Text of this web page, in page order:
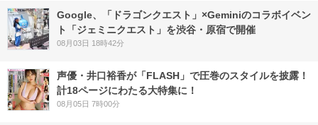
Google、「ドラゴンクエスト」×Geminiのコラボイベン
ト「ジェミニクエスト」を渋谷・原宿で開催
08月03日 18時42分
声優・井口裕香が「FLASH」で圧巻のスタイルを披露！
計18ページにわたる大特集に！
08月05日 7時00分